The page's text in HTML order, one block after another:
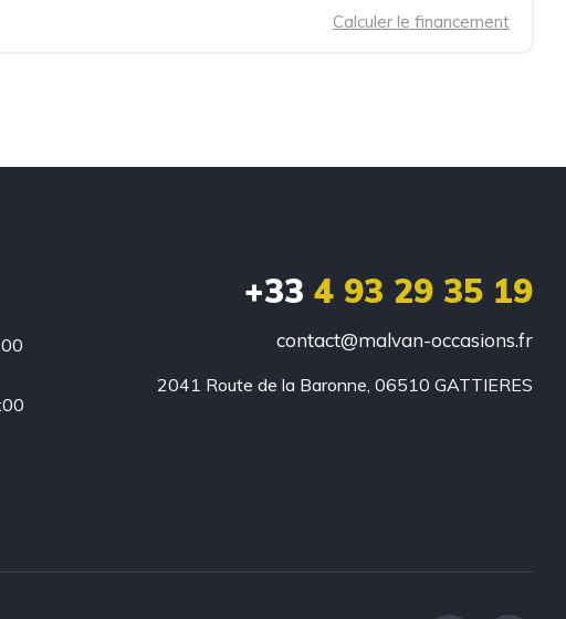
Calculer le financement
+33 4 93 29 35 19
contact@malvan-occasions.fr
2041 Route de la Baronne, 06510 GATTIERES